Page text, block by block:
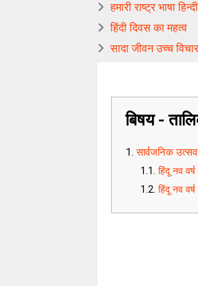
हमारी राष्ट्र भाषा हिन्दी
हिंदी दिवस का महत्व
सादा जीवन उच्च
बिषय -
सार्वजनिक
हिंदू नव
हिंदू नव